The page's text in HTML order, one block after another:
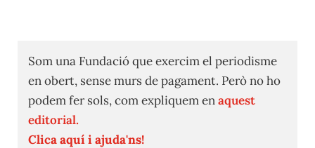
Som una Fundació que exercim el periodisme
en obert, sense murs de pagament. Però no ho
podem fer sols, com expliquem enaquest
editorial.
Clica aquí i ajuda'ns!